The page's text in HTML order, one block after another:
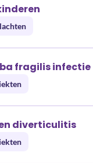
fragilis infectie
diverticulitis